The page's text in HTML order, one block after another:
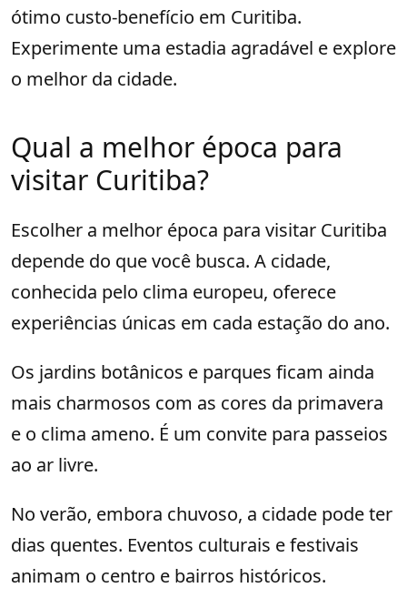
ótimo custo-benefício em Curitiba.
Experimente uma estadia agradável e explore
o melhor da cidade.
Qual a melhor época para
visitar Curitiba?
Escolher a melhor época para visitar Curitiba
depende do que você busca. A cidade,
conhecida pelo clima europeu, oferece
experiências únicas em cada estação do ano.
Os jardins botânicos e parques ficam ainda
mais charmosos com as cores da primavera
e o clima ameno. É um convite para passeios
ao ar livre.
No verão, embora chuvoso, a cidade pode ter
dias quentes. Eventos culturais e festivais
animam o centro e bairros históricos.